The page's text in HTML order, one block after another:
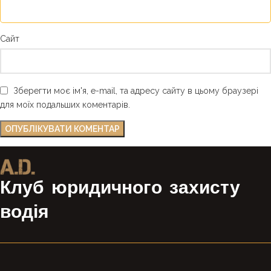
Сайт
Зберегти моє ім'я, e-mail, та адресу сайту в цьому браузері
для моїх подальших коментарів.
Клуб юридичного захисту
водія